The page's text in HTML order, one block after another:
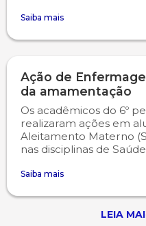
Saiba mais
Ação de
da amamentação
Os acadêmicos do 6º
realizaram ações em
Aleitamento Materno
nas disciplinas de Saúde
Saiba mais
LEIA